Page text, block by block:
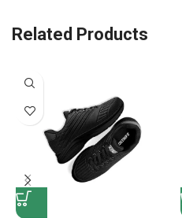
Related Products